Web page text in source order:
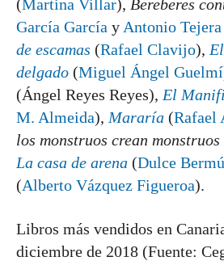
( Martina Villar), Bereberes
García García y Antonio Tejera
de escamas (Rafael Clavijo),
delgado (Miguel Ángel Guelmí
(Ángel Reyes Reyes), El
M. Almeida), Mararía (Rafael
los monstruos crean monstruos
La casa de arena (Dulce
(Alberto Vázquez Figueroa).
Libros más vendidos en
diciembre de 2018 (Fuente: